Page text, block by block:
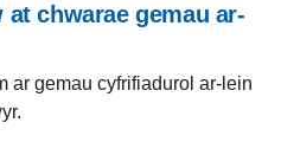
at chwarae gemau ar-
ar gemau cyfrifiadurol ar-lein